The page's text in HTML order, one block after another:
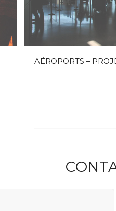
AÉROPORTS –